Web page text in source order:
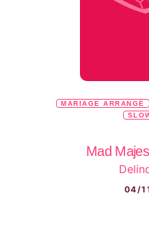
MARIAGE ARRANGÉ
Mad
04/